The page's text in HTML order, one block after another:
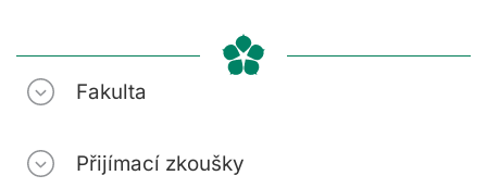
Fakulta
Přijímací zkoušky